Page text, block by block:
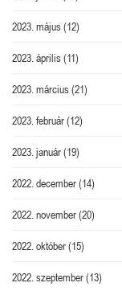
2023. május(12)
2023. április(11)
2023. március(21)
2023. február(12)
2023. január(19)
2022. december(14)
2022. november(20)
2022. október(15)
2022. szeptember(13)